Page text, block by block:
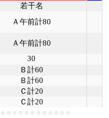
若干名
Ａ午前計80
Ａ午前計80
30
Ｂ計60
Ｂ計60
Ｃ計20
Ｃ計20